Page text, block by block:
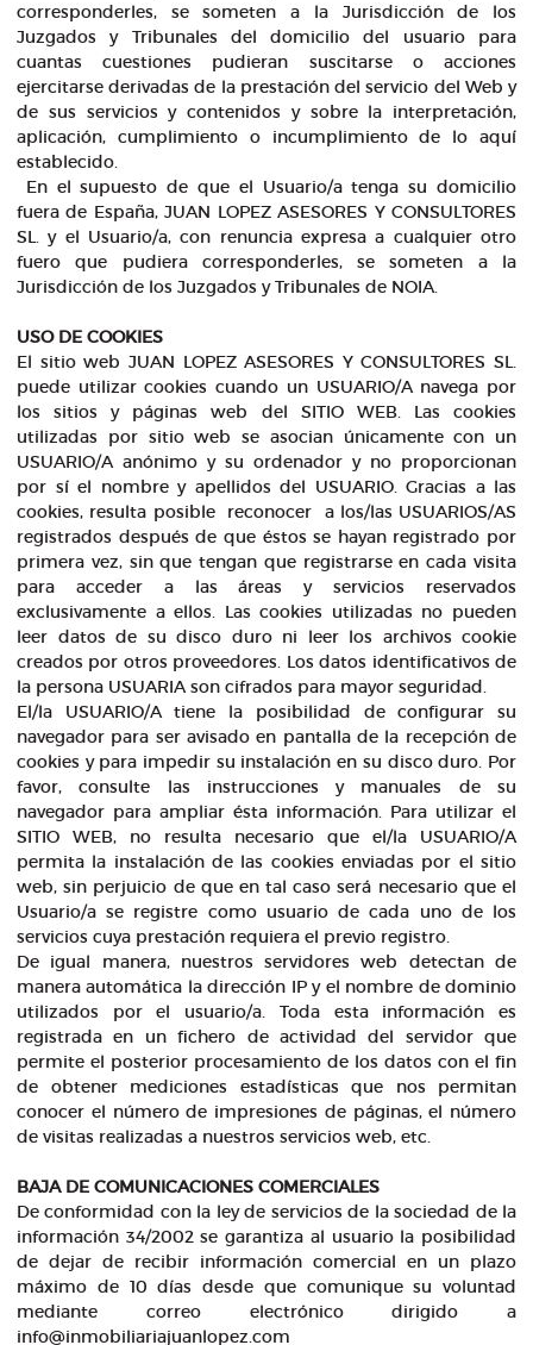
corresponderles, se someten a la Jurisdicción de los
Juzgados y Tribunales del domicilio del usuario para
cuantas cuestiones pudieran suscitarse o acciones
ejercitarse derivadas de la prestación del servicio del Web y
de sus servicios y contenidos y sobre la interpretación,
aplicación, cumplimiento o incumplimiento de lo aquí
establecido.
En el supuesto de que el Usuario/a tenga su domicilio
fuera de España, JUAN LOPEZ ASESORES Y CONSULTORES
SL. y el Usuario/a, con renuncia expresa a cualquier otro
fuero que pudiera corresponderles, se someten a la
Jurisdicción de los Juzgados y Tribunales de NOIA.
USO DE COOKIES
El sitio web JUAN LOPEZ ASESORES Y CONSULTORES SL.
puede utilizar cookies cuando un USUARIO/A navega por
los sitios y páginas web del SITIO WEB. Las cookies
utilizadas por sitio web se asocian únicamente con un
USUARIO/A anónimo y su ordenador y no proporcionan
por sí el nombre y apellidos del USUARIO. Gracias a las
cookies, resulta posible reconocer a los/las USUARIOS/AS
registrados después de que éstos se hayan registrado por
primera vez, sin que tengan que registrarse en cada visita
para acceder a las áreas y servicios reservados
exclusivamente a ellos. Las cookies utilizadas no pueden
leer datos de su disco duro ni leer los archivos cookie
creados por otros proveedores. Los datos identificativos de
la persona USUARIA son cifrados para mayor seguridad.
El/la USUARIO/A tiene la posibilidad de configurar su
navegador para ser avisado en pantalla de la recepción de
cookies y para impedir su instalación en su disco duro. Por
favor, consulte las instrucciones y manuales de su
navegador para ampliar ésta información. Para utilizar el
SITIO WEB, no resulta necesario que el/la USUARIO/A
permita la instalación de las cookies enviadas por el sitio
web, sin perjuicio de que en tal caso será necesario que el
Usuario/a se registre como usuario de cada uno de los
servicios cuya prestación requiera el previo registro.
De igual manera, nuestros servidores web detectan de
manera automática la dirección IP y el nombre de dominio
utilizados por el usuario/a. Toda esta información es
registrada en un fichero de actividad del servidor que
permite el posterior procesamiento de los datos con el fin
de obtener mediciones estadísticas que nos permitan
conocer el número de impresiones de páginas, el número
de visitas realizadas a nuestros servicios web, etc.
BAJA DE COMUNICACIONES COMERCIALES
De conformidad con la ley de servicios de la sociedad de la
información 34/2002 se garantiza al usuario la posibilidad
de dejar de recibir información comercial en un plazo
máximo de 10 días desde que comunique su voluntad
mediante correo electrónico dirigido a
info@inmobiliariajuanlopez.com